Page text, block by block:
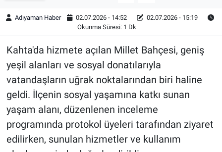
Adıyaman Haber 02.07.2026 - 14:52
02.07.2026 - 15:19
Okunma Süresi: 1 Dk
Kahta'da hizmete açılan Millet Bahçesi, geniş
yeşil alanları ve sosyal donatılarıyla
vatandaşların uğrak noktalarından biri haline
geldi. İlçenin sosyal yaşamına katkı sunan
yaşam alanı, düzenlenen inceleme
programında protokol üyeleri tarafından ziyaret
edilirken, sunulan hizmetler ve kullanım
Çevre
BİLİM VE TEKNOLOJİ
Şambayat Haber